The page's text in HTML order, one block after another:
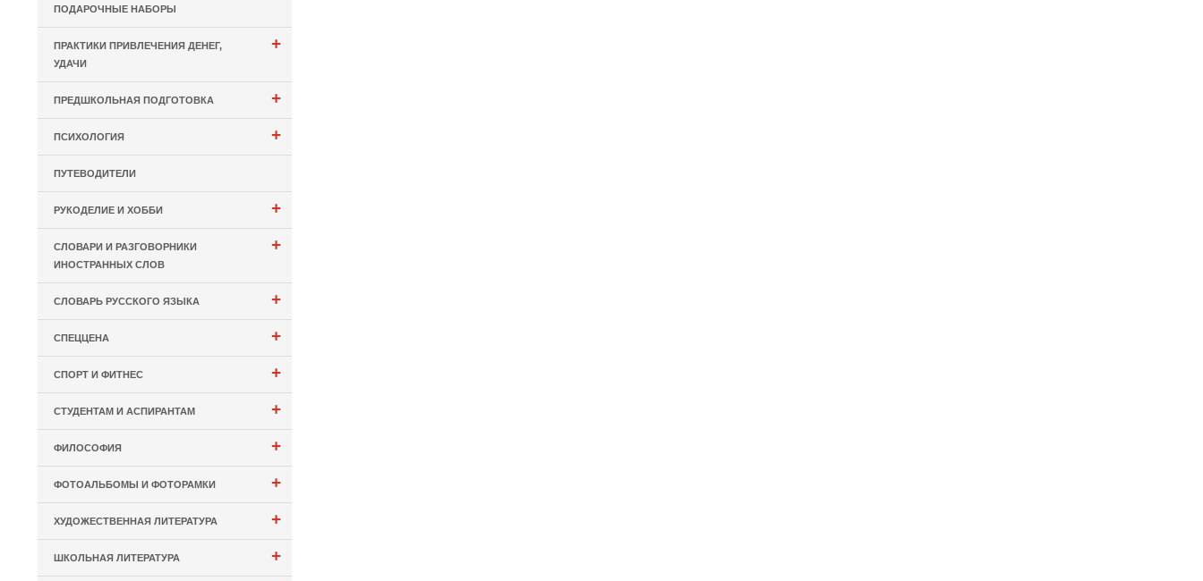
ПОДАРОЧНЫЕ НАБОРЫ
+
ПРАКТИКИ ПРИВЛЕЧЕНИЯ ДЕНЕГ,
УДАЧИ
+
ПРЕДШКОЛЬНАЯ ПОДГОТОВКА
+
ПСИХОЛОГИЯ
ПУТЕВОДИТЕЛИ
+
РУКОДЕЛИЕ И ХОББИ
+
СЛОВАРИ И РАЗГОВОРНИКИ
ИНОСТРАННЫХ СЛОВ
+
СЛОВАРЬ РУССКОГО ЯЗЫКА
+
СПЕЦЦЕНА
+
СПОРТ И ФИТНЕС
+
СТУДЕНТАМ И АСПИРАНТАМ
+
ФИЛОСОФИЯ
+
ФОТОАЛЬБОМЫ И ФОТОРАМКИ
+
ХУДОЖЕСТВЕННАЯ ЛИТЕРАТУРА
+
ШКОЛЬНАЯ ЛИТЕРАТУРА